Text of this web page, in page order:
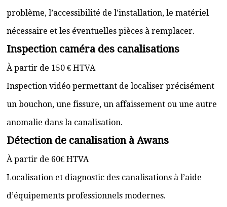
problème, l’accessibilité de l’installation, le matériel
nécessaire et les éventuelles pièces à remplacer.
Inspection caméra des canalisations
À partir de 150 € HTVA
Inspection vidéo permettant de localiser précisément
un bouchon, une fissure, un affaissement ou une autre
anomalie dans la canalisation.
Détection de canalisation à Awans
À partir de 60€ HTVA
Localisation et diagnostic des canalisations à l’aide
d’équipements professionnels modernes.